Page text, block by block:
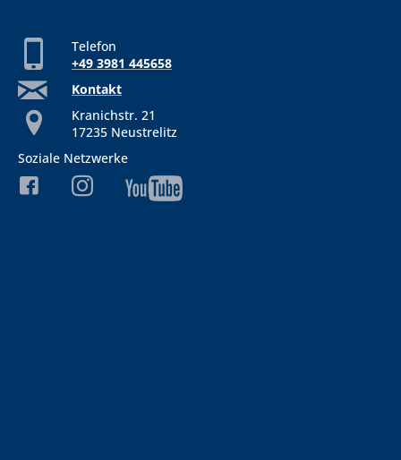
Telefon
+49 3981 445658
Kontakt
Kranichstr. 21
17235 Neustrelitz
Soziale Netzwerke